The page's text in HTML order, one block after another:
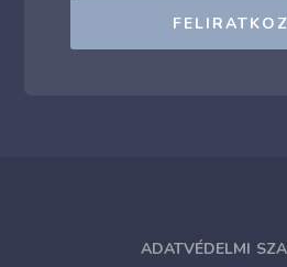
ADATVÉDELMI